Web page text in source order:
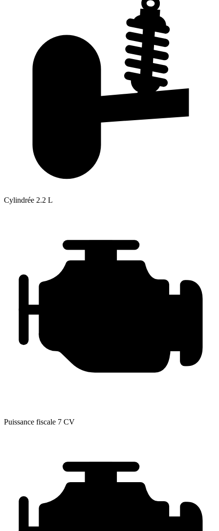
Cylindrée 2.2 L
Puissance fiscale 7 CV